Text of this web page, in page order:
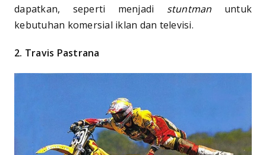
dapatkan, seperti menjadi stuntman untuk
kebutuhan komersial iklan dan televisi.
2. Travis Pastrana